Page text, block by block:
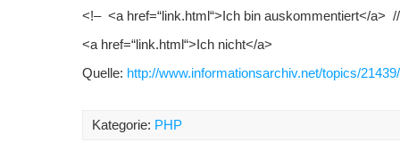
<!– <a href=“link.html“>Ich bin auskommentiert</a>
<a href=“link.html“>Ich nicht</a>
Quelle: http://www.informationsarchiv.net/topics/21439/
Kategorie: PHP